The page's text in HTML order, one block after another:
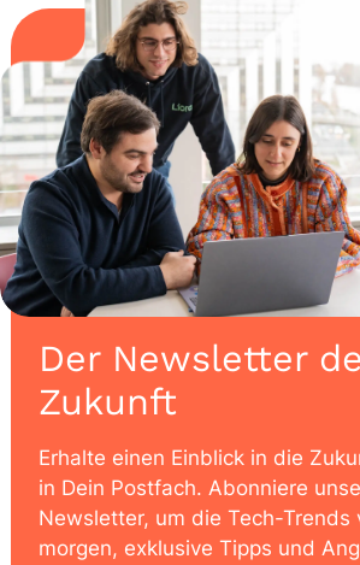
Der Newsletter
Zukunft
Erhalte einen Einblick in die
in Dein Postfach. Abonniere
Newsletter, um die Tech-Trends
morgen, exklusive Tipps und